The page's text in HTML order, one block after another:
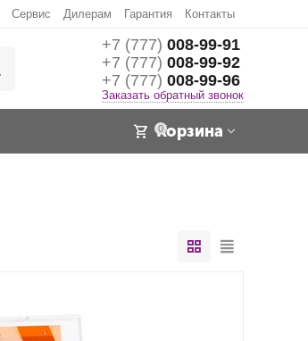
Сервис Дилерам Гарантия Контакты
+7 (777) 008-99-91
+7 (777) 008-99-92
+7 (777) 008-99-96
Заказать обратный звонок
0
Корзина